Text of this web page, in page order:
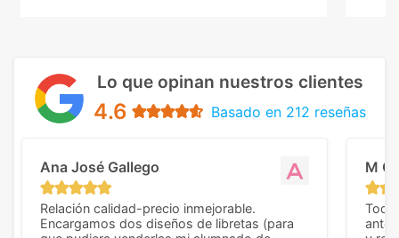
Lo que opinan nuestros clientes
4.6 Basado en 212 reseñas
Ana José Gallego
Relación calidad-precio inmejorable.
Encargamos dos diseños de libretas (para
M C
Todo